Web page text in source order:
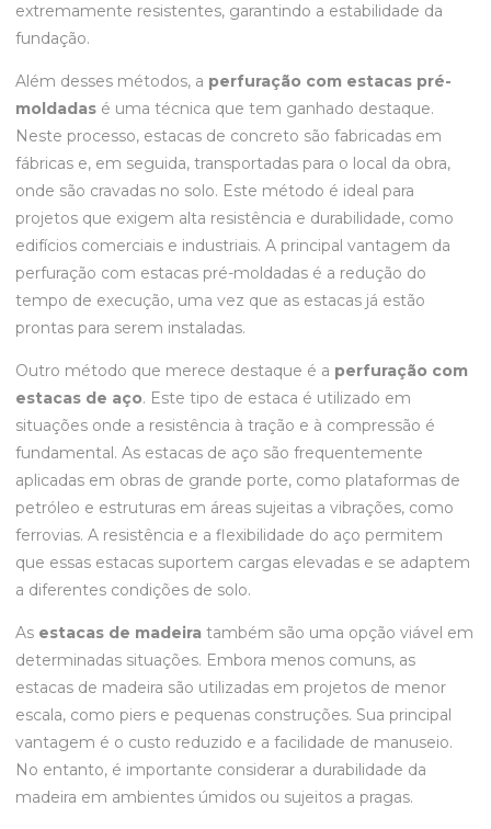
extremamente resistentes, garantindo a estabilidade da
fundação.
Além desses métodos, a perfuração com estacas pré-
moldadas é uma técnica que tem ganhado destaque.
Neste processo, estacas de concreto são fabricadas em
fábricas e, em seguida, transportadas para o local da obra,
onde são cravadas no solo. Este método é ideal para
projetos que exigem alta resistência e durabilidade, como
edifícios comerciais e industriais. A principal vantagem da
perfuração com estacas pré-moldadas é a redução do
tempo de execução, uma vez que as estacas já estão
prontas para serem instaladas.
Outro método que merece destaque é a perfuração com
estacas de aço. Este tipo de estaca é utilizado em
situações onde a resistência à tração e à compressão é
fundamental. As estacas de aço são frequentemente
aplicadas em obras de grande porte, como plataformas de
petróleo e estruturas em áreas sujeitas a vibrações, como
ferrovias. A resistência e a flexibilidade do aço permitem
que essas estacas suportem cargas elevadas e se adaptem
a diferentes condições de solo.
As estacas de madeira também são uma opção viável em
determinadas situações. Embora menos comuns, as
estacas de madeira são utilizadas em projetos de menor
escala, como piers e pequenas construções. Sua principal
vantagem é o custo reduzido e a facilidade de manuseio.
No entanto, é importante considerar a durabilidade da
madeira em ambientes úmidos ou sujeitos a pragas.